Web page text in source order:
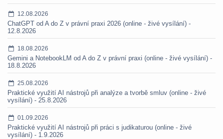
12.08.2026
ChatGPT od A do Z v právní praxi 2026 (online - živé vysílání) -
12.8.2026
18.08.2026
Gemini a NotebookLM od A do Z v právní praxi (online - živé vysílání) -
18.8.2026
25.08.2026
Praktické využití AI nástrojů při analýze a tvorbě smluv (online - živé
vysílání) - 25.8.2026
01.09.2026
Praktické využití AI nástrojů při práci s judikaturou (online - živé
vysílání) - 1.9.2026